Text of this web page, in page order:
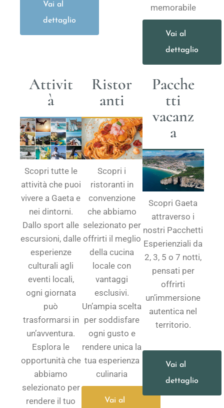
Vai al
dettaglio
memorabile
Vai al
dettaglio
Attivit
à
Scopri tutte le
attività che puoi
vivere a Gaeta e
nei dintorni.
Dallo sport alle
escursioni, dalle
esperienze
culturali agli
eventi locali,
ogni giornata
può
trasformarsi in
un’avventura.
Esplora le
opportunità che
abbiamo
selezionato per
rendere il tuo
Ristor
anti
Scopri i
ristoranti in
convenzione
che abbiamo
selezionato per
offrirti il meglio
della cucina
locale con
vantaggi
esclusivi.
Un’ampia scelta
per soddisfare
ogni gusto e
rendere unica la
tua esperienza
culinaria
Vai al
Pacche
tti
vacanz
a
Scopri Gaeta
attraverso i
nostri Pacchetti
Esperienziali da
2, 3, 5 o 7 notti,
pensati per
offrirti
un’immersione
autentica nel
territorio.
Vai al
dettaglio